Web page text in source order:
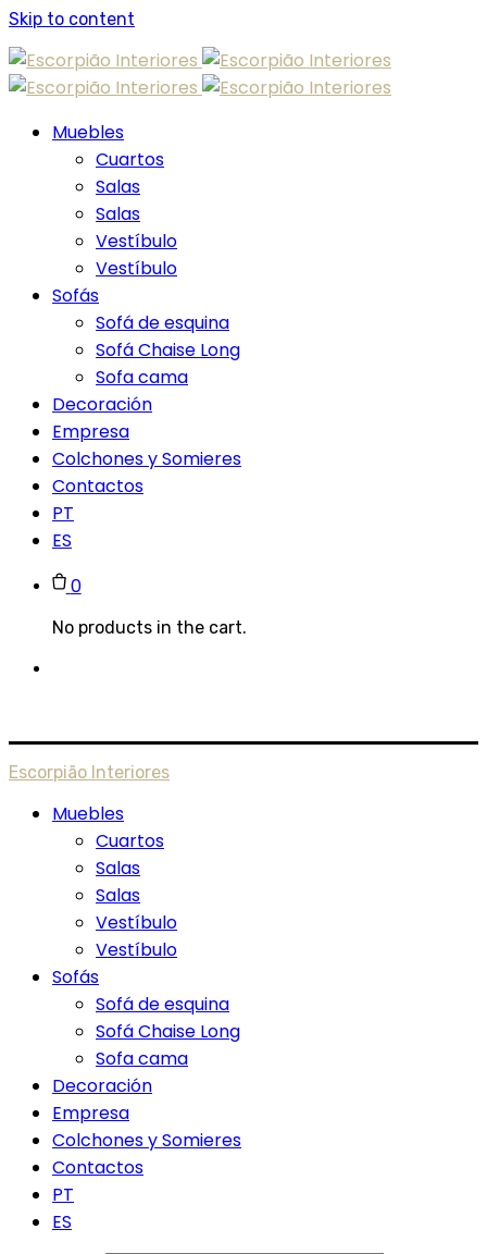
Skip to content
Muebles
Cuartos
Salas
Salas
Vestíbulo
Vestíbulo
Sofás
Sofá de esquina
Sofá Chaise Long
Sofa cama
Decoración
Empresa
Colchones y Somieres
Contactos
PT
ES
0
No products in the cart.
Escorpião Interiores
Muebles
Cuartos
Salas
Salas
Vestíbulo
Vestíbulo
Sofás
Sofá de esquina
Sofá Chaise Long
Sofa cama
Decoración
Empresa
Colchones y Somieres
Contactos
PT
ES